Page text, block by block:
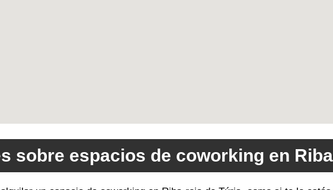
sobre espacios de coworking en